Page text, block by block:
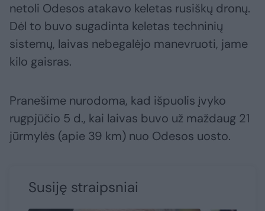
netoli Odesos atakavo keletas rusiškų dronų.
Dėl to buvo sugadinta keletas techninių
sistemų, laivas nebegalėjo manevruoti, jame
kilo gaisras.
Pranešime nurodoma, kad išpuolis įvyko
rugpjūčio 5 d., kai laivas buvo už maždaug 21
jūrmylės (apie 39 km) nuo Odesos uosto.
Susiję straipsniai